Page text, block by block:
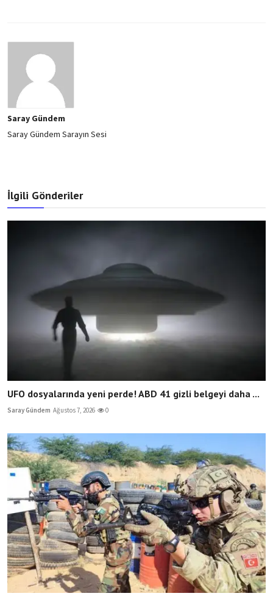
Saray Gündem
Saray Gündem Sarayın Sesi
İlgili Gönderiler
UFO dosyalarında yeni perde! ABD 41 gizli belgeyi daha ...
Saray Gündem Ağustos 7, 2026 0